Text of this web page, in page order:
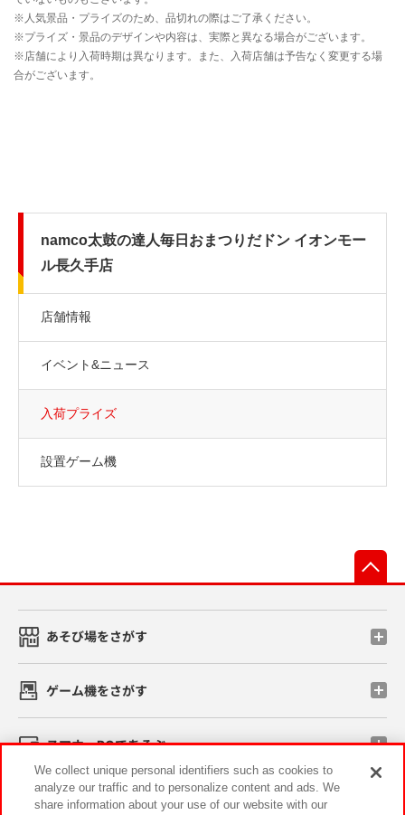
namco太鼓の達人毎日おまつりだドン イオンモー
ル長久手店
店舗情報
イベント&ニュース
入荷プライズ
設置ゲーム機
あそび場をさがす
ゲーム機をさがす
スマホ・PCであそぶ
イベント・キャンペーン
We collect unique personal identifiers such as cookies to
analyze our traffic and to personalize content and ads. We
share information about your use of our website with our